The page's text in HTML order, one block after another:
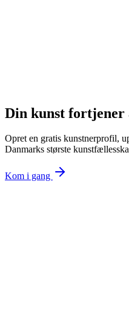
Din kunst fortjener
Opret en gratis kunstnerprofil,
Danmarks største
Kom i gang